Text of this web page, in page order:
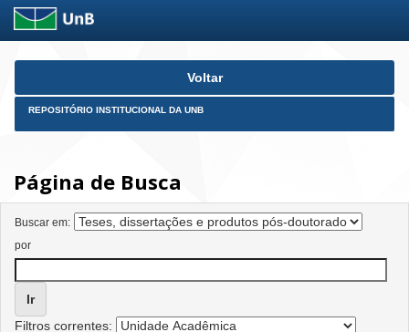
Skip
Voltar
REPOSITÓRIO INSTITUCIONAL DA UNB
Página de Busca
Buscar em:
por
Filtros correntes: